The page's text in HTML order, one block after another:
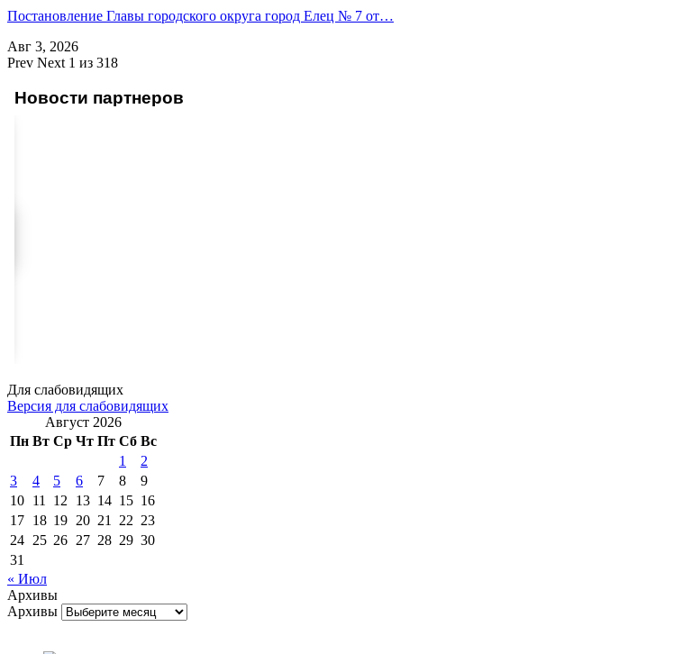
Постановление Главы городского округа город Елец № 7 от…
Авг 3, 2026
Prev Next 1 из 318
Новости партнеров
Для слабовидящих
Версия для слабовидящих
Август 2026
Пн Вт Ср Чт Пт Сб Вс
1
2
3
4 5 6 7 8
9
10 11 12 13 14 15 16
17 18 19 20 21 22 23
24 25 26 27 28 29 30
31
« Июл
Архивы
Архивы